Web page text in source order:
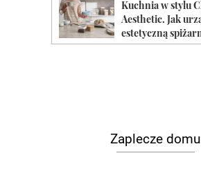
Zaplecze domu